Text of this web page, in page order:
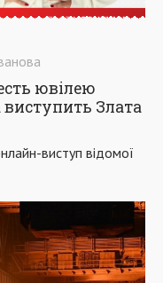
ювілею
виступить Злата
виступ відомої